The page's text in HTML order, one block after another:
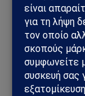
και ανάλυσης
ασφάλεια, τα
που επηρεάζουν
ΔΕΙΤΕ ΕΠΙΣΗΣ